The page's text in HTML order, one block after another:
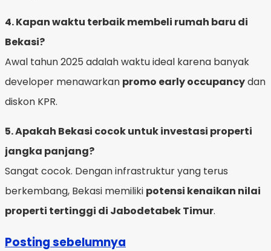
4. Kapan waktu terbaik membeli rumah baru di
Bekasi?
Awal tahun 2025 adalah waktu ideal karena banyak
developer menawarkan promo early occupancydan
diskon KPR.
5. Apakah Bekasi cocok untuk investasi properti
jangka panjang?
Sangat cocok. Dengan infrastruktur yang terus
berkembang, Bekasi memiliki potensi kenaikan nilai
properti tertinggi di Jabodetabek Timur.
Posting sebelumnya